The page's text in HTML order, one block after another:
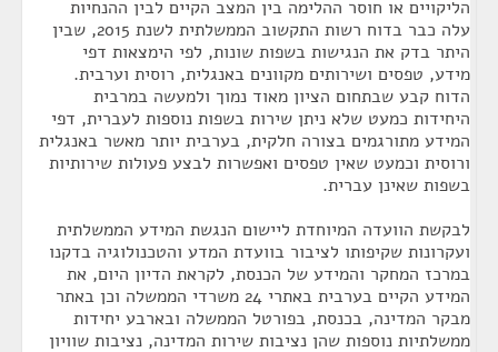
הליקויים או חוסר ההלימה בין המצב הקיים לבין ההנחיות
עלה כבר בדוח רשות התקשוב הממשלתית לשנת 2015, שבין
היתר בדק את הנגישות בשפות שונות, לפי הימצאות דפי
מידע, טפסים ושירותים מקוונים באנגלית, רוסית וערבית.
הדוח קבע שבתחום הציון מאוד נמוך ולמעשה במרבית
היחידות כמעט שלא ניתן שירות בשפות נוספות לעברית, דפי
המידע מתורגמים בצורה חלקית, בערבית יותר מאשר באנגלית
ורוסית וכמעט שאין טפסים ואפשרות לבצע פעולות שירותיות
בשפות שאינן עברית.
לבקשת הוועדה המיוחדת ליישום הנגשת המידע הממשלתית
ועקרונות שקיפותו לציבור בוועדת המדע והטכנולוגיה בדקנו
במרכז המחקר והמידע של הכנסת, לקראת הדיון היום, את
המידע הקיים בערבית באתרי 24 משרדי הממשלה וכן באתר
מבקר המדינה, בכנסת, בפורטל הממשלה ובארבע יחידות
ממשלתיות נוספות שהן נציבות שירות המדינה, נציבות שוויון